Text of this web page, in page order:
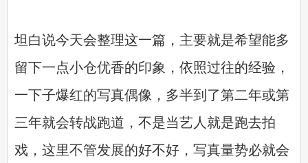
坦白说今天会整理这一篇，主要就是希望能多
留下一点小仓优香的印象，依照过往的经验，
一下子爆红的写真偶像，多半到了第二年或第
三年就会转战跑道，不是当艺人就是跑去拍
戏，这里不管发展的好不好，写真量势必就会